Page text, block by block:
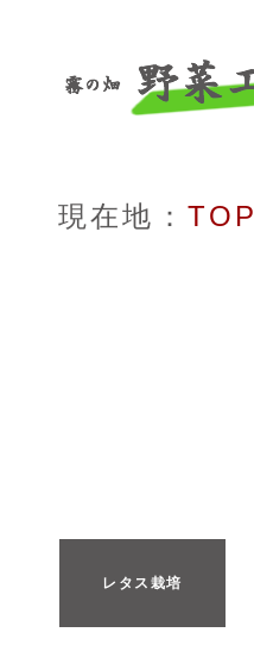
現在地： TOP
レタス栽培